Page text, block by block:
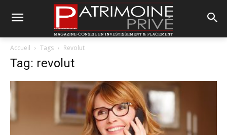
Accueil Tags Revolut
Tag: revolut